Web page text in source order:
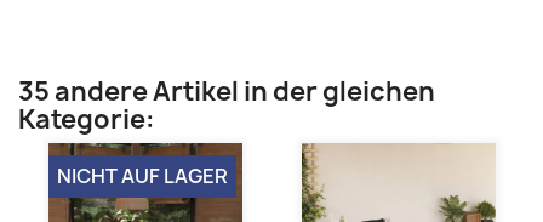
35 andere Artikel in der gleichen
Kategorie:
NICHT AUF LAGER